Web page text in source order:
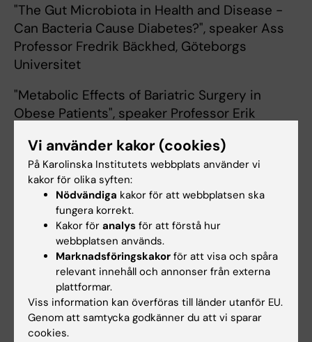
"The Gut Microbiota in Health and Disease -
Can Bacteria Cause Diabetes?", speaker Ass
Professor Fredrik Bäckhed, Göteborgs
Universitet
"Metabolic Effects of Bariatric Surgery in
Obese Patients", speaker Professor Erik
"Therapy for Diabetes Type 2 - what will the
future bring?", speaker Professor Christian
Berne, Akademiska Sjukhuset Uppsala
"Challenging the Future of Diabetes", speaker
Per Clauson, Novo Nordisk, International
Medical Director, Medical & Science
Hade du nytta av informationen på denna sida?
Yes
Vi använder kakor (cookies)
På Karolinska Institutets webbplats använder vi
kakor för olika syften:
Nödvändiga kakor för att webbplatsen ska
fungera korrekt.
Kakor för analys för att förstå hur
webbplatsen används.
Marknadsföringskakor för att visa och spåra
relevant innehåll och annonser från externa
plattformar.
Viss information kan överföras till länder utanför EU.
Genom att samtycka godkänner du att vi sparar
cookies.